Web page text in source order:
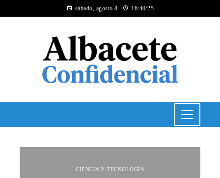
sábado, agosto 8 16:40:26
CIENCIA Y TECNOLOGÍA